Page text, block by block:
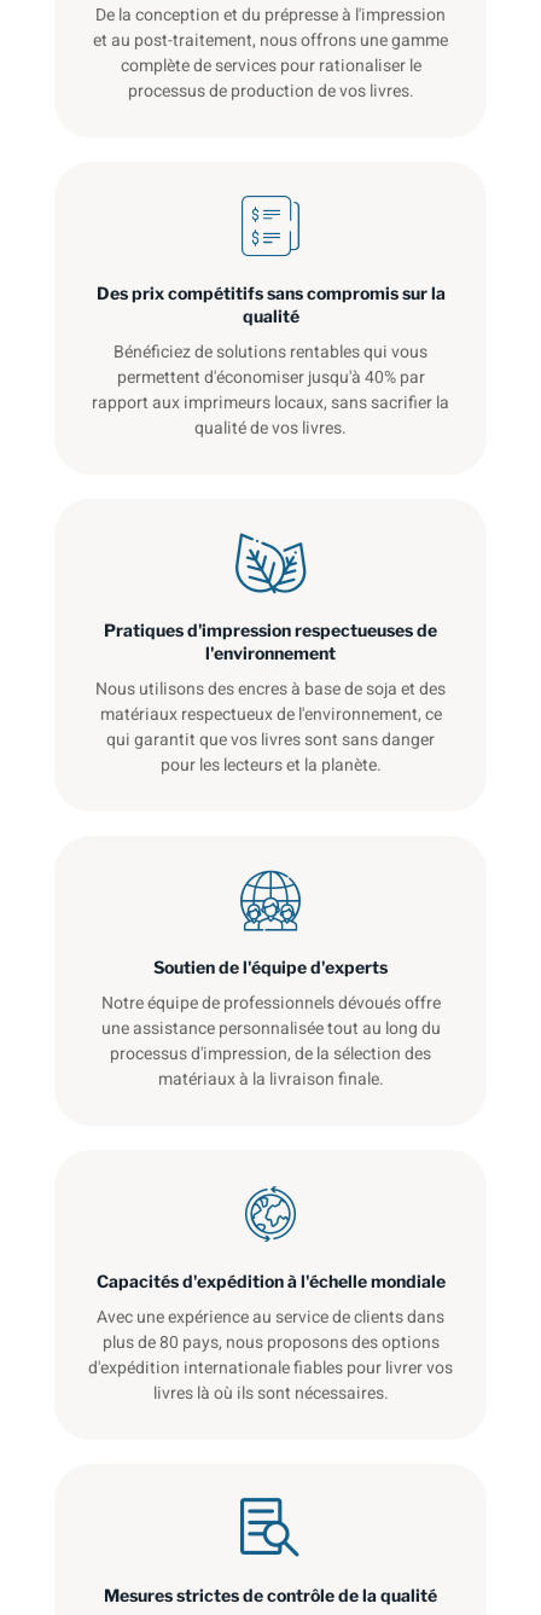
De la conception et du prépresse à l'impression
et au post-traitement, nous offrons une gamme
complète de services pour rationaliser le
processus de production de vos livres.
Des prix compétitifs sans compromis sur la
qualité
Bénéficiez de solutions rentables qui vous
permettent d'économiser jusqu'à 40% par
rapport aux imprimeurs locaux, sans sacrifier la
qualité de vos livres.
Pratiques d'impression respectueuses de
l'environnement
Nous utilisons des encres à base de soja et des
matériaux respectueux de l'environnement, ce
qui garantit que vos livres sont sans danger
pour les lecteurs et la planète.
Soutien de l'équipe d'experts
Notre équipe de professionnels dévoués offre
une assistance personnalisée tout au long du
processus d'impression, de la sélection des
matériaux à la livraison finale.
Capacités d'expédition à l'échelle mondiale
Avec une expérience au service de clients dans
plus de 80 pays, nous proposons des options
d'expédition internationale fiables pour livrer vos
livres là où ils sont nécessaires.
Mesures strictes de contrôle de la qualité